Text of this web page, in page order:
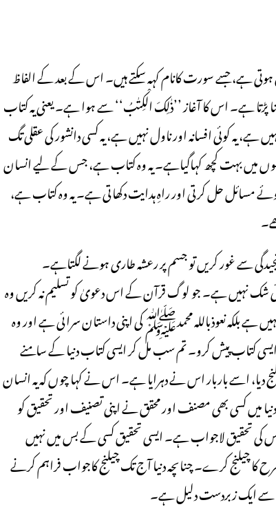
ہے، جسے سورت کانام کہہ سکتے ہیں۔ اس کے بعد کے الفاظ
ہے۔ اس کا آغاز ’’ذٰلِکَ الْکِتٰبُ‘‘ سے ہوا ہے۔ یعنی یہ کتاب
یہ کوئی افسانہ اور ناول نہیں ہے، یہ کسی دانشور کی عقلی تگ
میں بہت کچھ کہاگیاہے۔ یہ وہ کتاب ہے، جس کے لیے انسان
مسائل حل کرتی اور راہِ ہدایت دکھاتی ہے۔ یہ وہ کتاب ہے،
سے غور کریں تو جسم پر رعشہ طاری ہونے لگتاہے۔
شک نہیں ہے۔ جو لوگ قرآن کے اس دعویٰ کو تسلیم نہ کریں وہ
ہے بلکہ نعوذباللہ محمدﷺ کی اپنی داستان سرائی ہے اور وہ
کتاب پیش کرو۔ تم سب مل کر ایسی کتاب دنیا کے سامنے
اسے باربار اس نے دہرایا ہے۔ اس نے کہا چوں کہ یہ انسان
میں کسی بھی مصنف اور محقق نے اپنی تصنیف اور تحقیق کو
کی تحقیق لاجواب ہے۔ ایسی تحقیق کسی کے بس میں نہیں
چیلنج کرے۔ چناںچہ دنیا آج تک چیلنج کاجواب فراہم کرنے
سے ایک زبردست دلیل ہے۔